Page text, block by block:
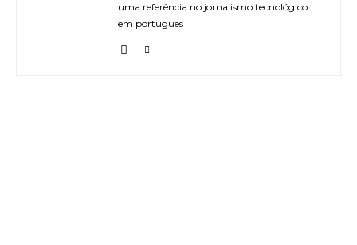
uma referência no jornalismo tecnológico
em português